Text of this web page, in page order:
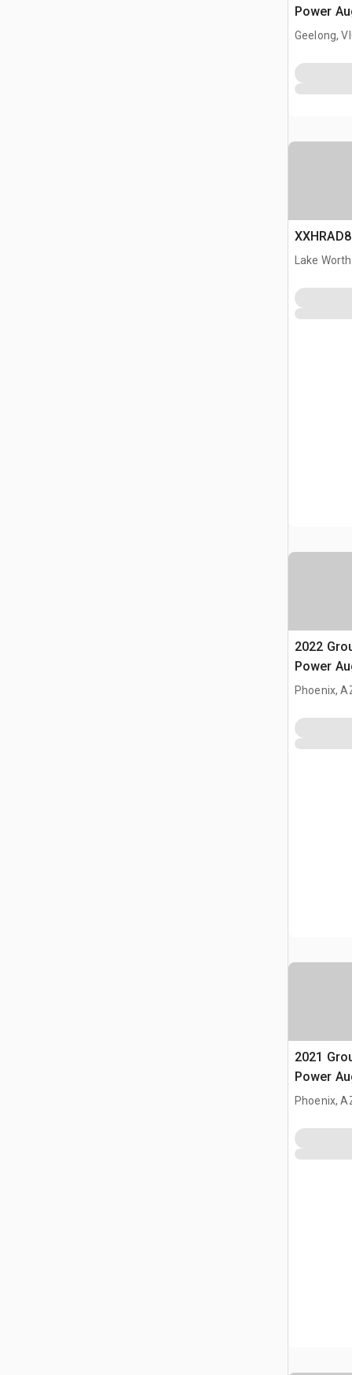
Power
Geelong,
Lake
2022
Power
Phoenix,
2021
Power
Phoenix,